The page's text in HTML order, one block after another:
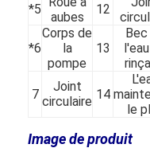
Pompe centrifuge
Pompe résistante
pompe à chaleur de
Pompe à chaleur de
*5
aubes
12
*6
Corps de
la
pompe
13
Bec
7
Joint
circulaire 14
le
Image de produit